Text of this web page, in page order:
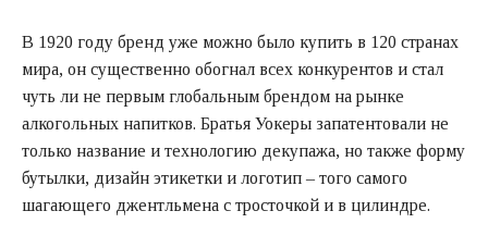
В 1920 году бренд уже можно было купить в 120 странах
мира, он существенно обогнал всех конкурентов и стал
чуть ли не первым глобальным брендом на рынке
алкогольных напитков. Братья Уокеры запатентовали не
только название и технологию декупажа, но также форму
бутылки, дизайн этикетки и логотип – того самого
шагающего джентльмена с тросточкой и в цилиндре.